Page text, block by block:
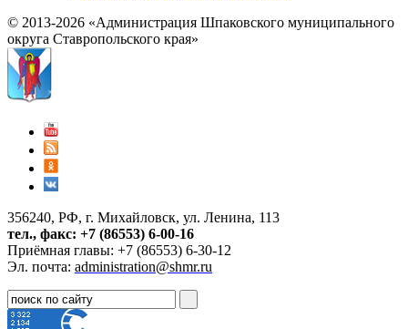
© 2013-2026 «Администрация Шпаковского муниципального
округа Ставропольского края»
356240, РФ, г. Михайловск, ул. Ленина, 113
тел., факс: +7 (86553) 6-00-16
Приёмная главы: +7 (86553) 6-30-12
Эл. почта: administration@shmr.ru